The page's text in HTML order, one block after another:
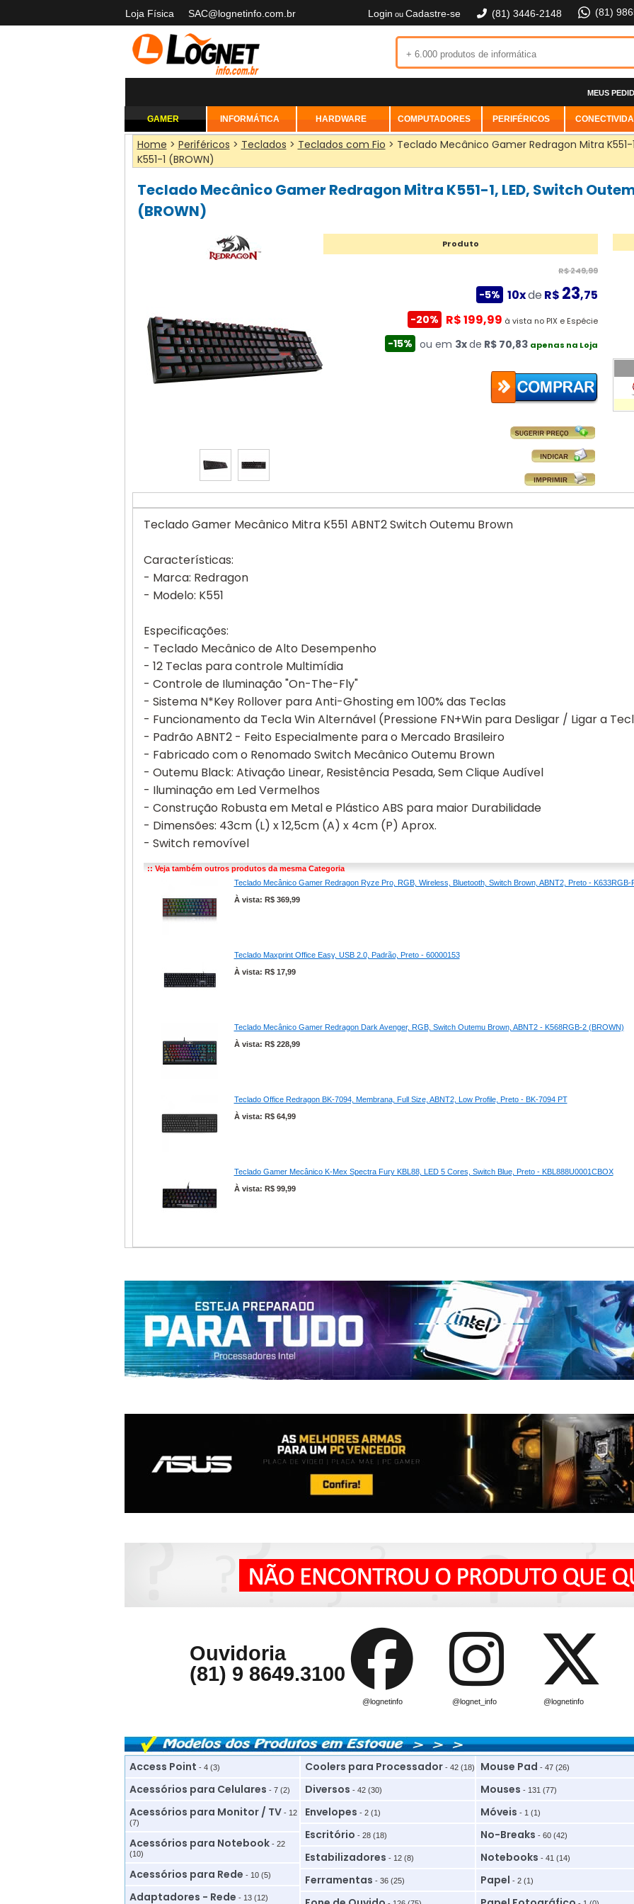
Loja Física SAC@lognetinfo.com.br (81)
(81) 3446-2148
Login ou Cadastre-se
MEUS
GAMER INFORMÁTICA HARDWARE COMPUTADORES PERIFÉRICOS
Home > Periféricos > Teclados > Teclados com Fio > Teclado Mecânico Gamer Redragon Mitra
K551-1 (BROWN)
Teclado Mecânico Gamer Redragon Mitra K551-1, LED, Switch
(BROWN)
Produto
R$ 249,99
-5% 10xde R$ 23,75
-20% R$ 199,99 à vista no PIX e Espécie
-15% ou em 3xde R$ 70,83 apenas na Loja
Teclado Gamer Mecânico Mitra K551 ABNT2 Switch Outemu Brown
Características:
- Marca: Redragon
- Modelo: K551
Especificações:
​- Teclado Mecânico de Alto Desempenho
- 12 Teclas para controle Multimídia
- Controle de Iluminação "On-The-Fly"
​​- Sistema N*Key Rollover para Anti-Ghosting em 100% das Teclas
- Funcionamento da Tecla Win Alternável (Pressione FN+Win para Desligar / Ligar a
- Padrão ABNT2 - Feito Especialmente para o Mercado Brasileiro
- Fabricado com o Renomado Switch Mecânico Outemu Brown
- Outemu Black: Ativação Linear, Resistência Pesada, Sem Clique Audível
​- Iluminação em Led Vermelhos
- Construção Robusta em Metal e Plástico ABS para maior Durabilidade
- Dimensões: 43cm (L) x 12,5cm (A) x 4cm (P) Aprox.
- Switch removível
:: Veja também outros produtos da mesma Categoria
Teclado Mecânico Gamer Redragon Ryze Pro, RGB, Wireless, Bluetooth, Switch Brown, ABNT2, Preto - K633RGB-
À vista: R$ 369,99
Teclado Maxprint Office Easy, USB 2.0, Padrão, Preto - 60000153
À vista: R$ 17,99
Teclado Mecânico Gamer Redragon Dark Avenger, RGB, Switch Outemu Brown, ABNT2 - K568RGB-2 (BROWN)
À vista: R$ 228,99
Teclado Office Redragon BK-7094, Membrana, Full Size, ABNT2, Low Profile, Preto - BK-7094 PT
À vista: R$ 64,99
Teclado Gamer Mecânico K-Mex Spectra Fury KBL88, LED 5 Cores, Switch Blue, Preto - KBL888U0001CBOX
À vista: R$ 99,99
Ouvidoria
(81) 9 8649.3100
@lognetinfo @lognet_info @lognetinfo
Access Point - 4 (3)
Acessórios para Celulares - 7 (2)
Acessórios para Monitor / TV- 12
(7)
Acessórios para Notebook- 22
(10)
Acessórios para Rede - 10 (5)
Adaptadores - Rede - 13 (12)
Coolers para Processador- 42 (18)
Diversos - 42 (30)
Envelopes - 2 (1)
Escritório - 28 (18)
Estabilizadores - 12 (8)
Ferramentas - 36 (25)
Mouse Pad - 47 (26)
Mouses - 131 (77)
Móveis - 1 (1)
No-Breaks - 60 (42)
Notebooks - 41 (14)
Papel - 2 (1)